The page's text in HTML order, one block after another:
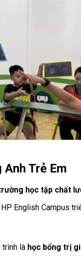
Trẻ Em
học tập chất
English Campus
là học bổng trị